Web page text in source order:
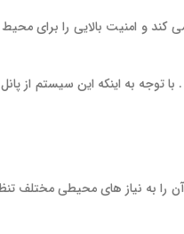
می‌ کند و امنیت بالایی را
با توجه به اینکه این سیستم
آن را به نیاز های محیطی